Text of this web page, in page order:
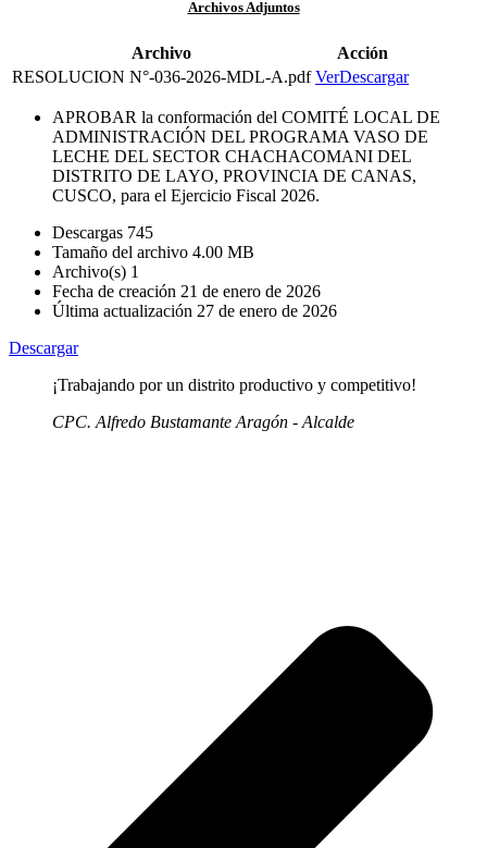
Archivos Adjuntos
Archivo
Acción
RESOLUCION N°-036-2026-MDL-A.pdf VerDescargar
APROBAR la conformación del COMITÉ LOCAL DE
ADMINISTRACIÓN DEL PROGRAMA VASO DE
LECHE DEL SECTOR CHACHACOMANI DEL
DISTRITO DE LAYO, PROVINCIA DE CANAS,
CUSCO, para el Ejercicio Fiscal 2026.
Descargas 745
Tamaño del archivo 4.00 MB
Archivo(s) 1
Fecha de creación 21 de enero de 2026
Última actualización 27 de enero de 2026
Descargar
¡Trabajando por un distrito productivo y competitivo!
CPC. Alfredo Bustamante Aragón - Alcalde